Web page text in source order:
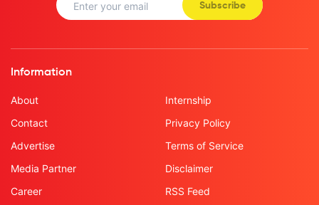
Subscribe
Information
About
Contact
Advertise
Media Partner
Career
Internship
Privacy Policy
Terms of Service
Disclaimer
RSS Feed